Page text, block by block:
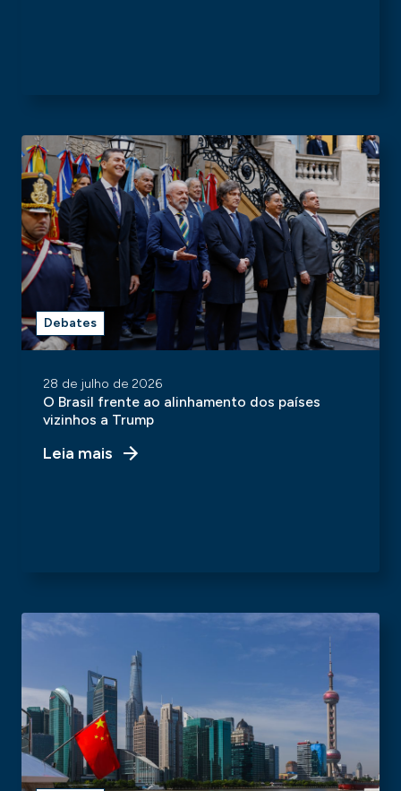
Debates
28 de julho de 2026
O Brasil frente ao alinhamento dos países
vizinhos a Trump
Leia mais